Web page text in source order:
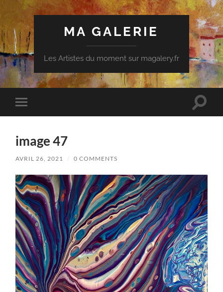
MA GALERIE
Les Artistes du moment sur magalery.fr
Toggle
mobile
Toggle
image 47
AVRIL 26, 2021 / 0 COMMENTS